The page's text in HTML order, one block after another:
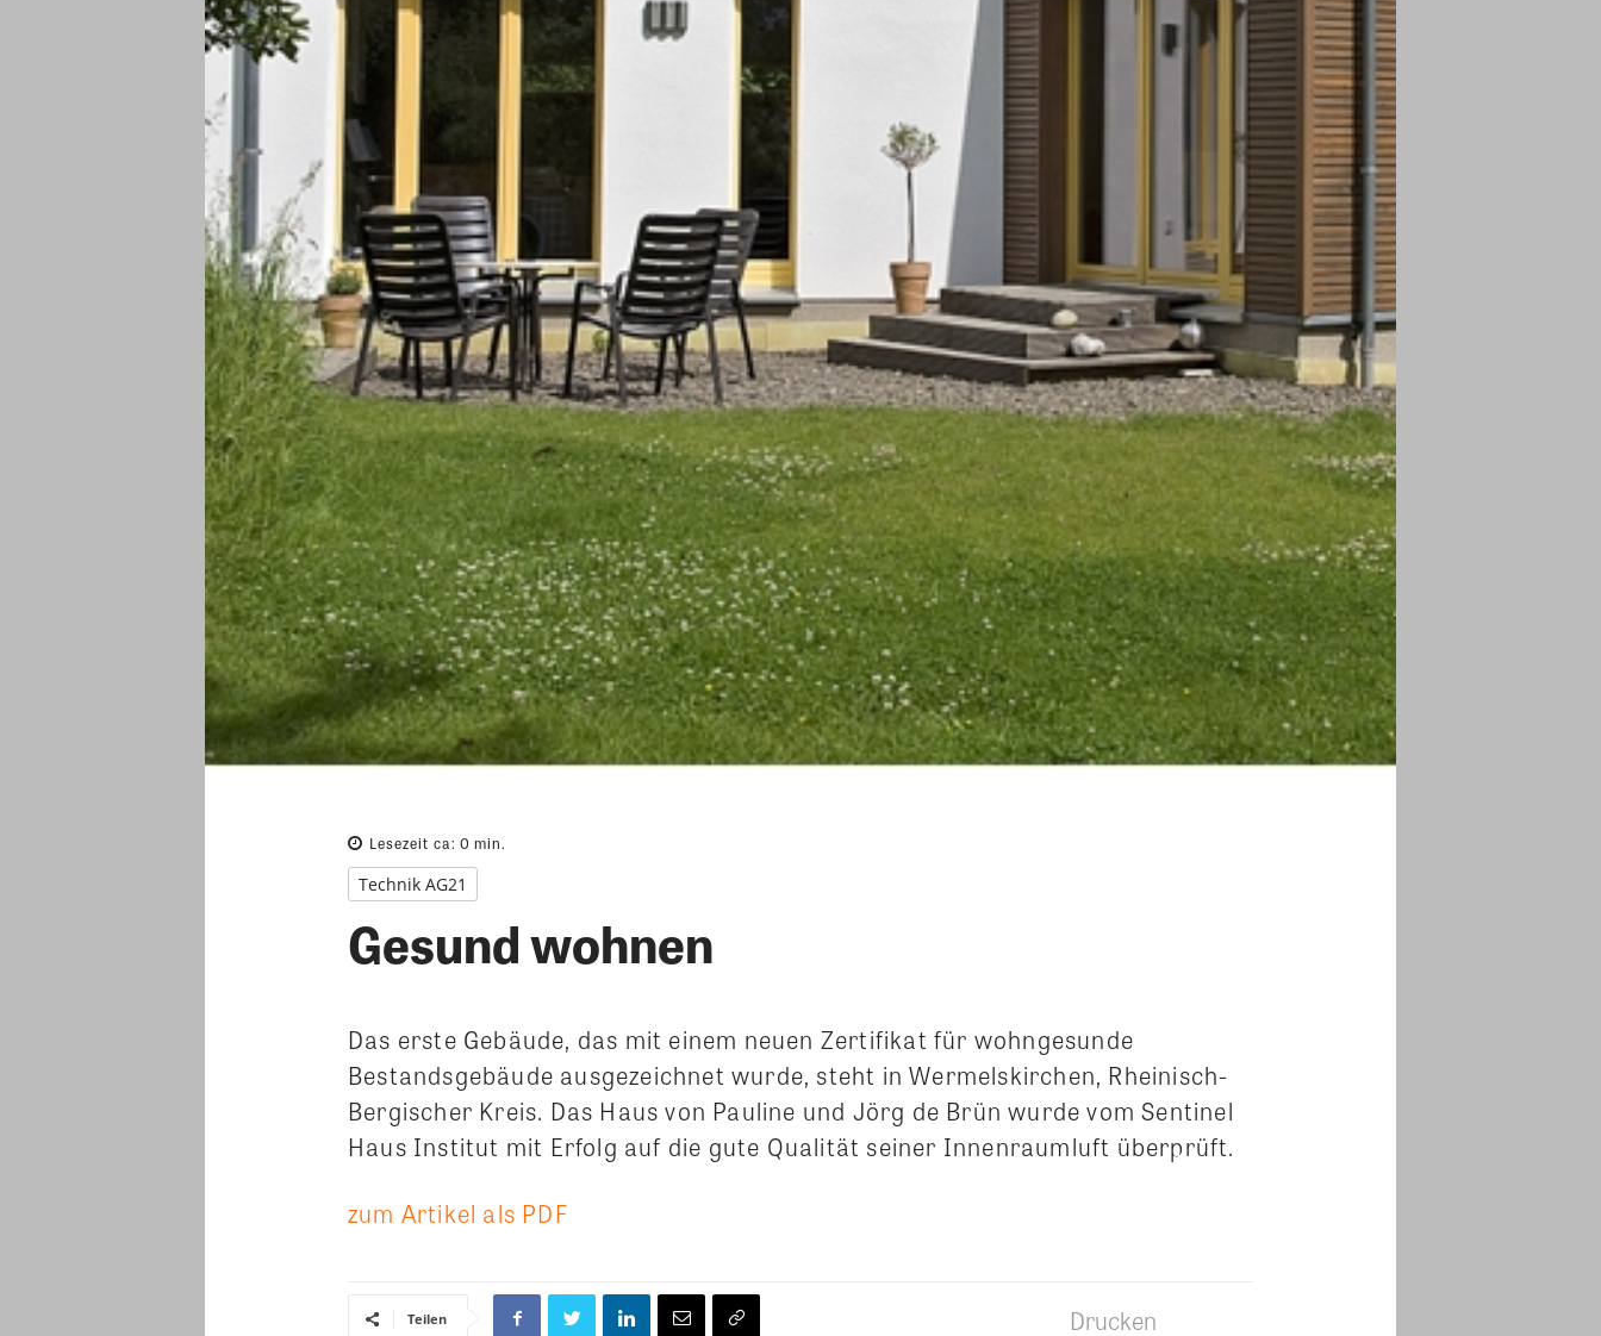
Lesezeit ca: 0 min.
Technik AG21
Gesund wohnen
Das erste Gebäude, das mit einem neuen Zertifikat für wohngesunde
Bestandsgebäude ausgezeichnet wurde, steht in Wermelskirchen, Rheinisch-
Bergischer Kreis. Das Haus von Pauline und Jörg de Brün wurde vom Sentinel
Haus Institut mit Erfolg auf die gute Qualität seiner Innenraumluft überprüft.
zum Artikel als PDF
Teilen Drucken